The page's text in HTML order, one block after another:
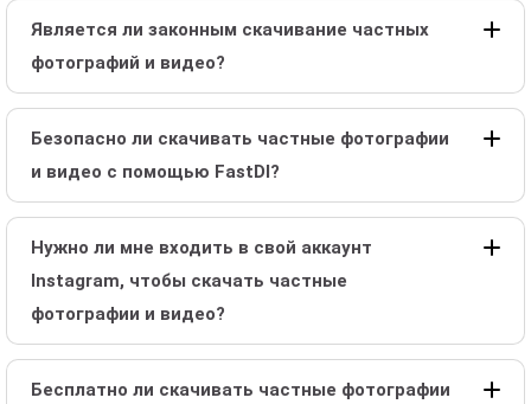
Является ли законным скачивание частных
фотографий и видео?
Безопасно ли скачивать частные фотографии
и видео с помощью FastDl?
Нужно ли мне входить в свой аккаунт
Instagram, чтобы скачать частные
фотографии и видео?
Бесплатно ли скачивать частные фотографии